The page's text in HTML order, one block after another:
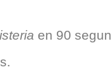
en 90